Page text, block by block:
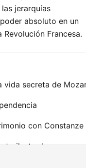
es
Gallego,
de podcast
de podcast,
de
narrativos y
medios,
jerarquías
absoluto en un
Francesa.
vida secreta de
con Constanze
ilustrado